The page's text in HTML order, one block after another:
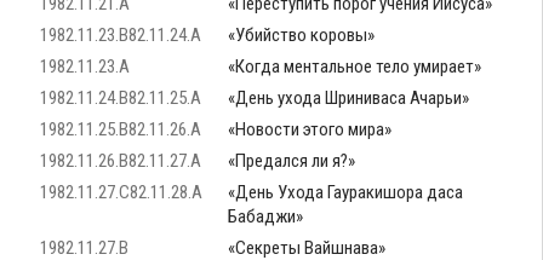
1982.11.23.B82.11.24.A
«Убийство коровы»
1982.11.23.A
«Когда ментальное тело умирает»
1982.11.24.B82.11.25.A
«День ухода Шриниваса Ачарьи»
1982.11.25.B82.11.26.A
«Новости этого мира»
1982.11.26.B82.11.27.A
«Предался ли я?»
1982.11.27.C82.11.28.A
«День Ухода Гауракишора даса
Бабаджи»
1982.11.27.B
«Секреты Вайшнава»